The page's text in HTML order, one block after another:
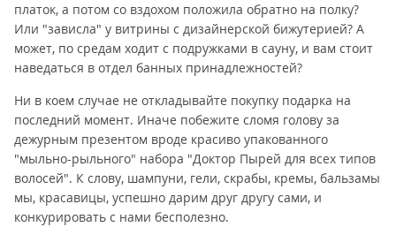
платок, а потом со вздохом положила обратно на полку?
Или "зависла" у витрины с дизайнерской бижутерией? А
может, по средам ходит с подружками в сауну, и вам стоит
наведаться в отдел банных принадлежностей?
Ни в коем случае не откладывайте покупку подарка на
последний момент. Иначе побежите сломя голову за
дежурным презентом вроде красиво упакованного
"мыльно-рыльного" набора "Доктор Пырей для всех типов
волосей". К слову, шампуни, гели, скрабы, кремы, бальзамы
мы, красавицы, успешно дарим друг другу сами, и
конкурировать с нами бесполезно.